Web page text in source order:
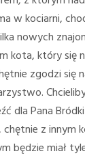
w kociarni,
nowych
kota, który się
zgodzi się
dla Pana
chętnie z innym
będzie miał